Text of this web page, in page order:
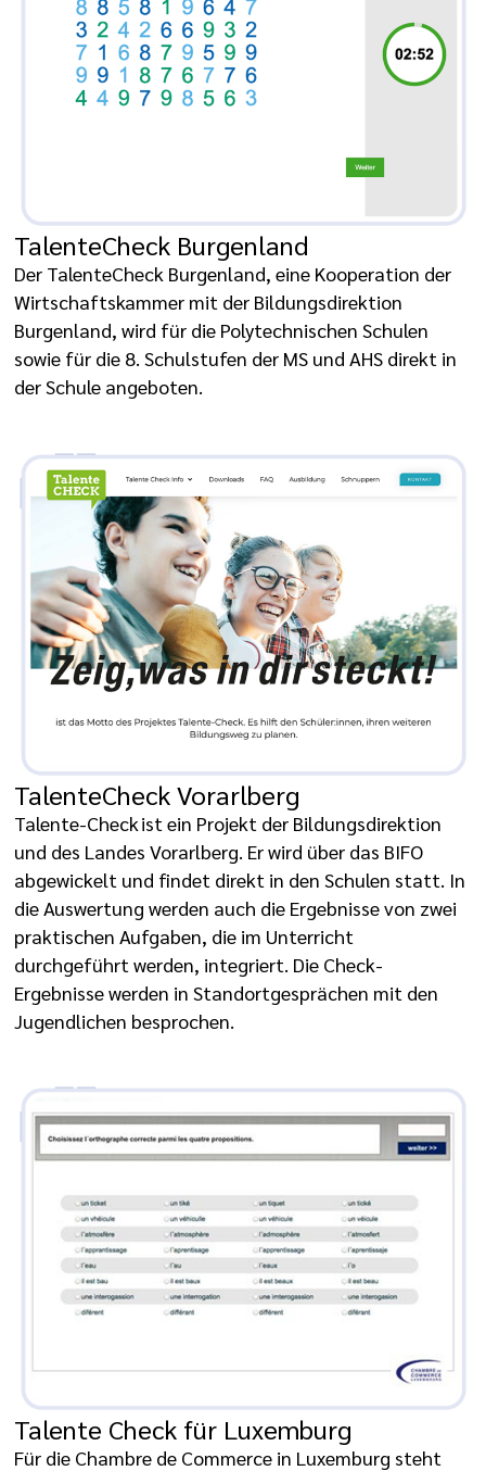
TalenteCheck Burgenland
Der TalenteCheck Burgenland, eine Kooperation der
Wirtschaftskammer mit der Bildungsdirektion
Burgenland, wird für die Polytechnischen Schulen
sowie für die 8. Schulstufen der MS und AHS direkt in
der Schule angeboten.
TalenteCheck Vorarlberg
Talente-Check ist ein Projekt der Bildungsdirektion
und des Landes Vorarlberg. Er wird über das BIFO
abgewickelt und findet direkt in den Schulen statt. In
die Auswertung werden auch die Ergebnisse von zwei
praktischen Aufgaben, die im Unterricht
durchgeführt werden, integriert. Die Check-
Ergebnisse werden in Standortgesprächen mit den
Jugendlichen besprochen.
Talente Check für Luxemburg
Für die Chambre de Commerce in Luxemburg steht